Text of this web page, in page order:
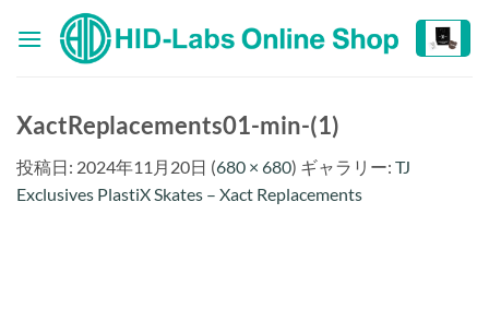
XactReplacements01-min-(1)
投稿日: 2024年11月20日 (680 × 680) ギャラリー: TJ
Exclusives PlastiX Skates – Xact Replacements